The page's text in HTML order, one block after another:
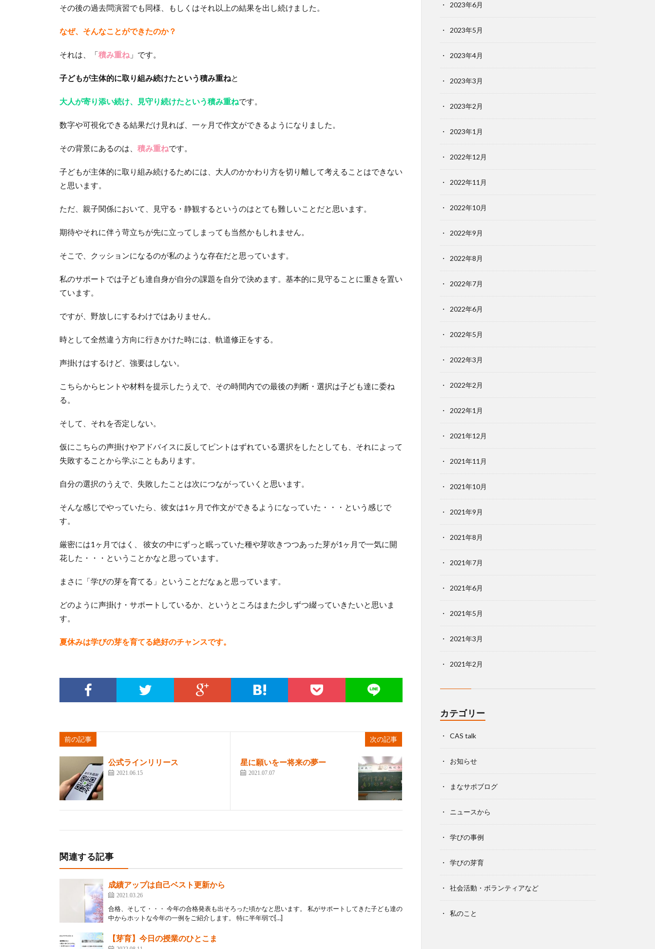
その後の過去問演習でも同様、もしくはそれ以上の結果を出し続けました。
なぜ、そんなことができたのか？
それは、「積み重ね 」です。
子どもが主体的に取り組み続けたという積み重ねと
大人が寄り添い続け、見守り続けたという積み重ねです。
数字や可視化できる結果だけ見れば、一ヶ月で作文ができるようになりました。
その背景にあるのは、 積み重ねです。
子どもが主体的に取り組み続けるためには、大人のかかわり方を切り離して考えることはできない
と思います。
ただ、親子関係において、見守る・静観するというのはとても難しいことだと思います。
期待やそれに伴う苛立ちが先に立ってしまっても当然かもしれません。
そこで、クッションになるのが私のような存在だと思っています。
私のサポートでは子ども達自身が自分の課題を自分で決めます。基本的に見守ることに重きを置い
ています。
ですが、野放しにするわけではありません。
時として全然違う方向に行きかけた時には、軌道修正をする。
声掛けはするけど、強要はしない。
こちらからヒントや材料を提示したうえで、その時間内での最後の判断・選択は子ども達に委ね
る。
そして、それを否定しない。
仮にこちらの声掛けやアドバイスに反してピントはずれている選択をしたとしても、それによって
失敗することから学ぶこともあります。
自分の選択のうえで、失敗したことは次につながっていくと思います。
そんな感じでやっていたら、彼女は1ヶ月で作文ができるようになっていた・・・という感じで
す。
厳密には1ヶ月ではく、 彼女の中にずっと眠っていた種や芽吹きつつあった芽が1ヶ月で一気に開
花した・・・ということかなと思っています。
まさに「学びの芽を育てる」ということだなぁと思っています。
どのように声掛け・サポートしているか、というところはまた少しずつ綴っていきたいと思いま
す。
夏休みは学びの芽を育てる絶好のチャンスです。
前の記事
公式ラインリリース
2021.06.15
次の記事
星に願いをー将来の夢ー
2021.07.07
関連する記事
成績アップは自己ベスト更新から
2021.03.26
合格、そして・・・ 今年の合格発表も出そろった頃かなと思います。 私がサポートしてきた子ども達の
中からホットな今年の一例をご紹介します。 特に半年弱で[…]
【芽育】今日の授業のひとこま
2023年6月
2023年5月
2023年4月
2023年3月
2023年2月
2023年1月
2022年12月
2022年11月
2022年10月
2022年9月
2022年8月
2022年7月
2022年6月
2022年5月
2022年3月
2022年2月
2022年1月
2021年12月
2021年11月
2021年10月
2021年9月
2021年8月
2021年7月
2021年6月
2021年5月
2021年3月
2021年2月
カテゴリー
CAS talk
お知らせ
まなサポブログ
ニュースから
学びの事例
学びの芽育
社会活動・ボランティアなど
私のこと